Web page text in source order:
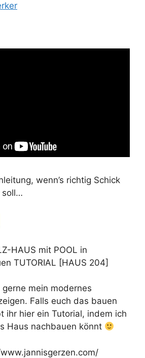
wenn’s richtig Schick
soll…
HAUS mit POOL in
TUTORIAL [HAUS 204]
mein modernes
Falls euch das bauen
ihr hier ein Tutorial, indem ich
Haus nachbauen könnt